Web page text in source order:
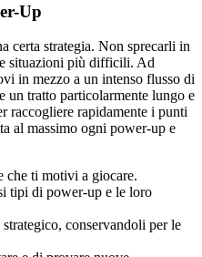
Up
certa strategia. Non sprecarli in
situazioni più difficili. Ad
in mezzo a un intenso flusso di
un tratto particolarmente lungo e
raccogliere rapidamente i punti
al massimo ogni power-up e
che ti motivi a giocare.
tipi di power-up e le loro
conservandoli per le